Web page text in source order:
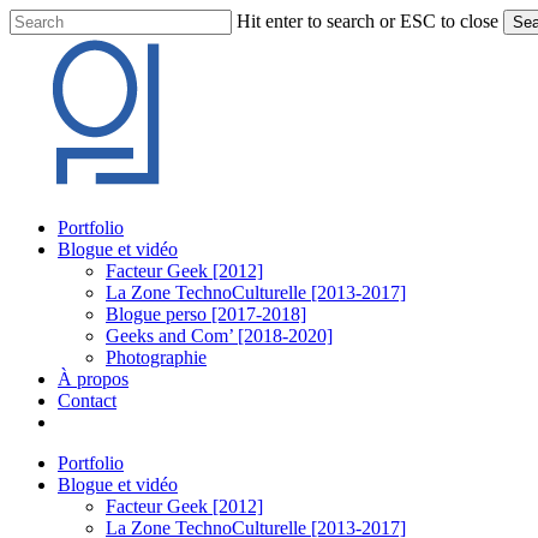
Skip
to
content
Hit enter to search or ESC to close
Search
Menu
Portfolio
Blogue et vidéo
Facteur Geek [2012]
La Zone TechnoCulturelle [2013-2017]
Blogue perso [2017-2018]
Geeks and Com’ [2018-2020]
Photographie
À propos
Contact
Portfolio
Blogue et vidéo
Facteur Geek [2012]
La Zone TechnoCulturelle [2013-2017]